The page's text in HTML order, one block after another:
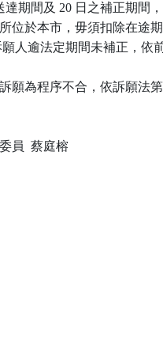
達期間及 20 日之補正期間，
位於本市，毋須扣除在途
訴願人逾法定期間未補正，
願為程序不合，依訴願法
員  蔡庭榕